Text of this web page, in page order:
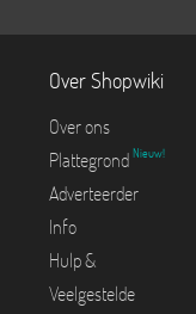
Over Shopwiki
Over ons
Plattegrond Nieuw!
Adverteerder
Info
Hulp &
Veelgestelde